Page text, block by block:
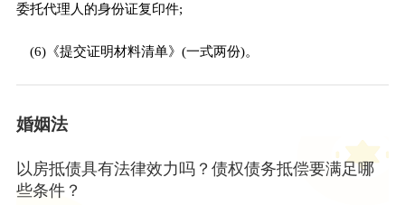
委托代理人的身份证复印件;
(6)《提交证明材料清单》(一式两份)。
婚姻法
以房抵债具有法律效力吗？债权债务抵偿要满足哪
些条件？